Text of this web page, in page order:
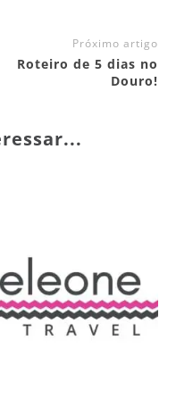
Próximo artigo
Roteiro de 5 dias no
Douro!